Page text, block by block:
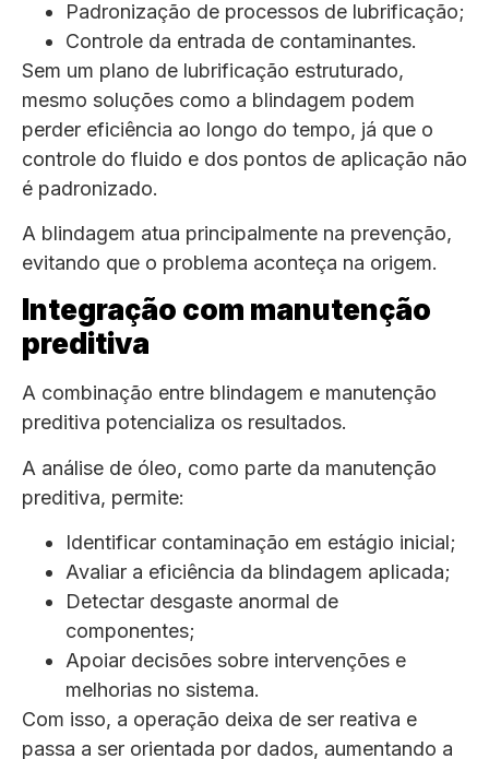
Padronização de processos de lubrificação;
Controle da entrada de contaminantes.
Sem um plano de lubrificação estruturado,
mesmo soluções como a blindagem podem
perder eficiência ao longo do tempo, já que o
controle do fluido e dos pontos de aplicação não
é padronizado.
A blindagem atua principalmente na prevenção,
evitando que o problema aconteça na origem.
Integração com manutenção
preditiva
A combinação entre blindagem e manutenção
preditiva potencializa os resultados.
A análise de óleo, como parte da manutenção
preditiva, permite:
Identificar contaminação em estágio inicial;
Avaliar a eficiência da blindagem aplicada;
Detectar desgaste anormal de
componentes;
Apoiar decisões sobre intervenções e
melhorias no sistema.
Com isso, a operação deixa de ser reativa e
passa a ser orientada por dados, aumentando a